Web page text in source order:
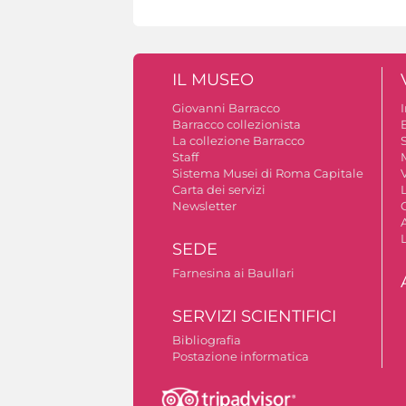
IL MUSEO
Giovanni Barracco
Barracco collezionista
La collezione Barracco
Staff
Sistema Musei di Roma Capitale
Carta dei servizi
Newsletter
SEDE
Farnesina ai Baullari
SERVIZI SCIENTIFICI
Bibliografia
Postazione informatica